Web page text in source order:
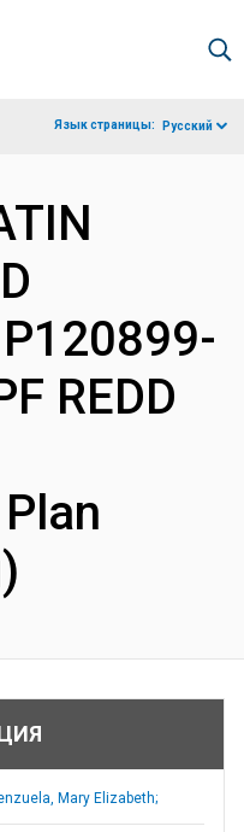
Язык страницы: Русский
REDD
Mary Elizabeth;